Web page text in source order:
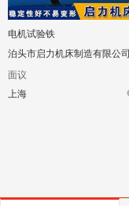
电机试验铁
泊头市启力机床制造有限公司
面议
上海